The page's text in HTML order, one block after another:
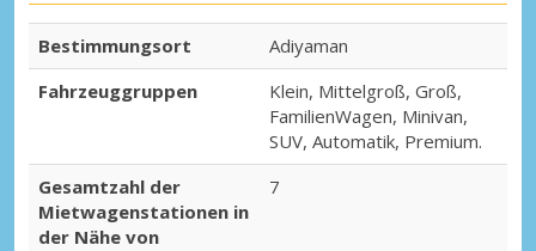
Bestimmungsort
Adiyaman
Fahrzeuggruppen
Klein, Mittelgroß, Groß,
FamilienWagen, Minivan,
SUV, Automatik, Premium.
Gesamtzahl der
Mietwagenstationen in
der Nähe von
7